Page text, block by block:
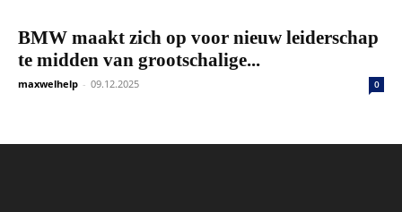
BMW maakt zich op voor nieuw leiderschap
te midden van grootschalige...
maxwelhelp - 09.12.2025 0